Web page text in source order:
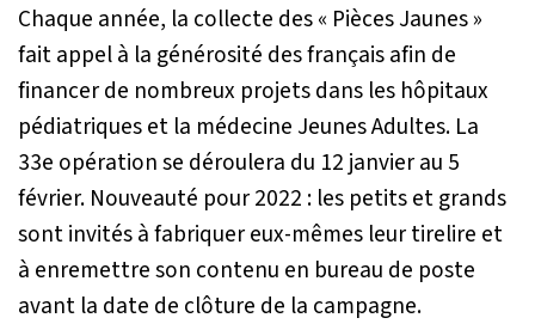
Chaque année, la collecte des « Pièces Jaunes »
fait appel à la générosité des français afin de
financer de nombreux projets dans les hôpitaux
pédiatriques et la médecine Jeunes Adultes. La
33e opération se déroulera du 12 janvier au 5
février. Nouveauté pour 2022 : les petits et grands
sont invités à fabriquer eux-mêmes leur tirelire et
à enremettre son contenu en bureau de poste
avant la date de clôture de la campagne.